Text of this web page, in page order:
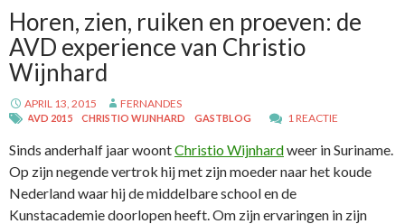
Horen, zien, ruiken en proeven: de
AVD experience van Christio
Wijnhard
APRIL 13, 2015 FERNANDES
AVD 2015 CHRISTIO WIJNHARD GASTBLOG 1 REACTIE
Sinds anderhalf jaar woontChristio Wijnhardweer in Suriname.
Op zijn negende vertrok hij met zijn moeder naar het koude
Nederland waar hij de middelbare school en de
Kunstacademie doorlopen heeft. Om zijn ervaringen in zijn